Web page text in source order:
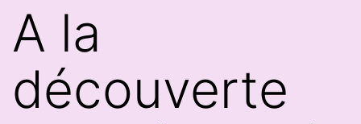
A la
découverte